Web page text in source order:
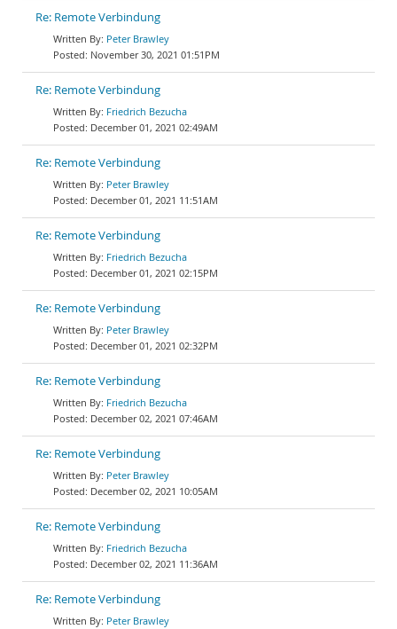
Re: Remote Verbindung
Peter Brawley
November 30, 2021 01:51PM
Re: Remote Verbindung
Friedrich Bezucha
December 01, 2021 02:49AM
Re: Remote Verbindung
Peter Brawley
December 01, 2021 11:51AM
Re: Remote Verbindung
Friedrich Bezucha
December 01, 2021 02:15PM
Re: Remote Verbindung
Peter Brawley
December 01, 2021 02:32PM
Re: Remote Verbindung
Friedrich Bezucha
December 02, 2021 07:46AM
Re: Remote Verbindung
Peter Brawley
December 02, 2021 10:05AM
Re: Remote Verbindung
Friedrich Bezucha
December 02, 2021 11:36AM
Re: Remote Verbindung
Peter Brawley